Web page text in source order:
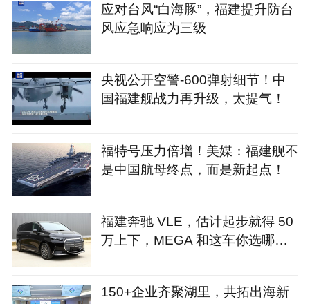
应对台风“白海豚”，福建提升防台
风应急响应为三级
央视公开空警-600弹射细节！中
国福建舰战力再升级，太提气！
福特号压力倍增！美媒：福建舰不
是中国航母终点，而是新起点！
福建奔驰 VLE，估计起步就得 50
万上下，MEGA 和这车你选哪
150+企业齐聚湖里，共拓出海新